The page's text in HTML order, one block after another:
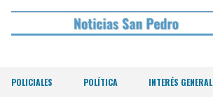
Ir al contenido principal
POLICIALES POLÍTICA INTERÉS GENERAL